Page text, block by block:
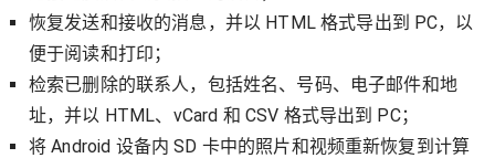
恢复发送和接收的消息，并以 HTML 格式导出到 PC，以
便于阅读和打印；
检索已删除的联系人，包括姓名、号码、电子邮件和地
址，并以 HTML、vCard 和 CSV 格式导出到 PC；
将 Android 设备内 SD 卡中的照片和视频重新恢复到计算